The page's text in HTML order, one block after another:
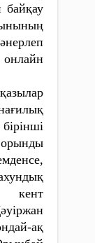
байқау
кент
ақ